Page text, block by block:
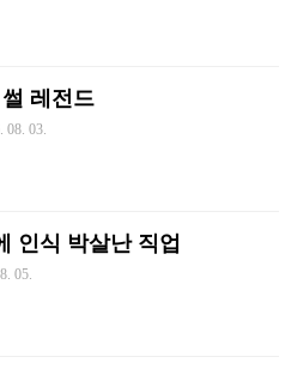
레전드
08. 03.
인식 박살난 직업
05.